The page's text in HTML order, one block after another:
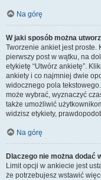
Na górę
W jaki sposób można
Tworzenie ankiet jest proste.
pierwszy post w wątku, na
etykietę “Utwórz ankietę”.
ankiety i co najmniej dwie
widocznego pola
może wybrać, wyznaczyć
także umożliwić
widzisz etykiety,
Na górę
Dlaczego nie można dodać
Limit opcji w ankiecie jest
że potrzebujesz wstawić